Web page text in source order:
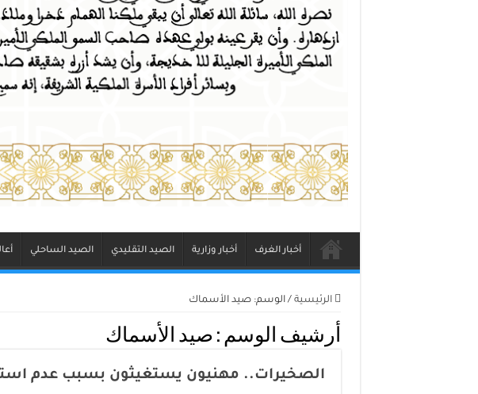
أخبار الغرف أخبار وزارية الصيد التقليدي الصيد الساحلي
الرئيسية / الوسم:صيد الأسماك
أرشيف الوسم : صيد الأسماك
الصخيرات.. مهنيون يستغيثون بسبب عدم